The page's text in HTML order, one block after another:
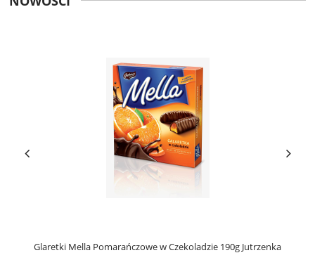
Glaretki Mella Pomarańczowe w Czekoladzie 190g Jutrzenka